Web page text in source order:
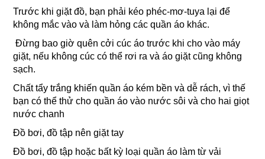
Trước khi giặt đồ, bạn phải kéo phéc-mơ-tuya lại để
không mắc vào và làm hỏng các quần áo khác.
Đừng bao giờ quên cởi cúc áo trước khi cho vào máy
giặt, nếu không cúc có thể rơi ra và áo giặt cũng không
sạch.
Chất tẩy trắng khiến quần áo kém bền và dễ rách, vì thế
bạn có thể thử cho quần áo vào nước sôi và cho hai giọt
nước chanh
Đồ bơi, đồ tập nên giặt tay
Đồ bơi, đồ tập hoặc bất kỳ loại quần áo làm từ vải